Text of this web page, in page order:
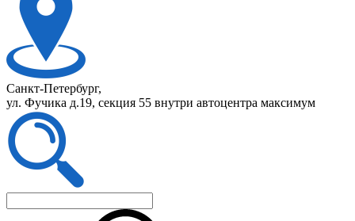
Санкт-Петербург,
ул. Фучика д.19, секция 55 внутри автоцентра максимум